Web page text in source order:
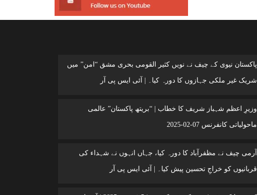
پاکستان نیوی کے چیف نے نویں کثیر القومی بحری مشق “امن” میں
شریک غیر ملکی جہازوں کا دورہ کیا۔ | آئی ایس پی آر
وزیرِ اعظم شہباز شریف کا خطاب | “بریتھ پاکستان” عالمی
ماحولیاتی کانفرنس 07-02-2025
آرمی چیف نے مظفرآباد کا دورہ کیا، جہاں انہوں نے شہداء کی
قربانیوں کو خراجِ تحسین پیش کیا۔ | آئی ایس پی آر